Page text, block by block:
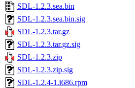
SDL-1.2.3.sea.bin
SDL-1.2.3.sea.bin.sig
SDL-1.2.3.tar.gz
SDL-1.2.3.tar.gz.sig
SDL-1.2.3.zip
SDL-1.2.3.zip.sig
SDL-1.2.4-1.i686.rpm